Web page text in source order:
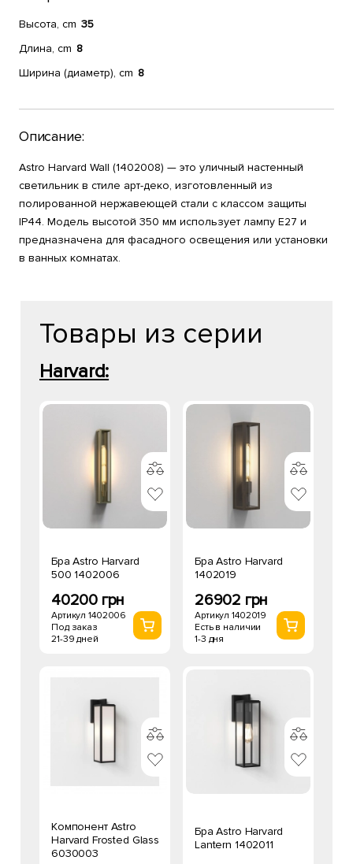
Высота, cm 35
Длина, cm 8
Ширина (диаметр), cm 8
Описание:
Astro Harvard Wall (1402008) — это уличный настенный
светильник в стиле арт-деко, изготовленный из
полированной нержавеющей стали с классом защиты
IP44. Модель высотой 350 мм использует лампу E27 и
предназначена для фасадного освещения или установки
в ванных комнатах.
Товары из серии
Harvard:
Бра Astro Harvard
500 1402006
40200 грн
Артикул 1402006
Под заказ
21-39 дней
Бра Astro Harvard
1402019
26902 грн
Артикул 1402019
Есть в наличии
1-3 дня
Компонент Astro
Harvard Frosted Glass
6030003
Бра Astro Harvard
Lantern 1402011